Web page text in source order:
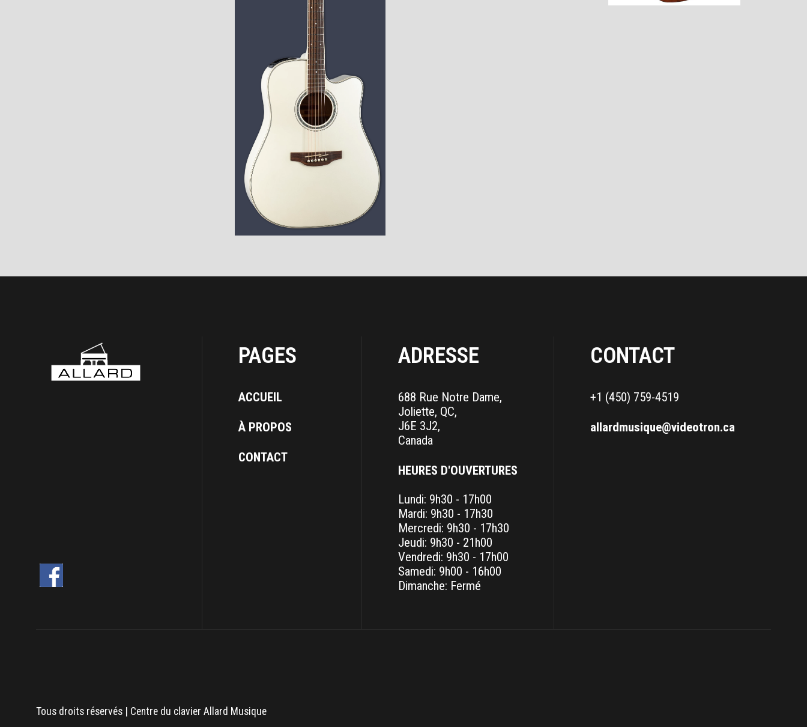
PAGES
ACCUEIL
À PROPOS
CONTACT
ADRESSE
688 Rue Notre Dame,
Joliette, QC,
J6E 3J2,
Canada
HEURES D'OUVERTURES
Lundi: 9h30 - 17h00
Mardi: 9h30 - 17h30
Mercredi: 9h30 - 17h30
Jeudi: 9h30 - 21h00
Vendredi: 9h30 - 17h00
Samedi: 9h00 - 16h00
Dimanche: Fermé
CONTACT
+1 (450) 759-4519
allardmusique@videotron.ca
Tous droits réservés | Centre du clavier Allard Musique